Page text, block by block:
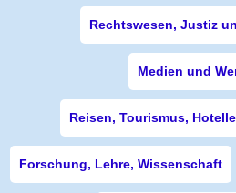
Rechtswesen, Justiz
Medien und
Reisen, Tourismus,
Forschung, Lehre, Wissenschaft